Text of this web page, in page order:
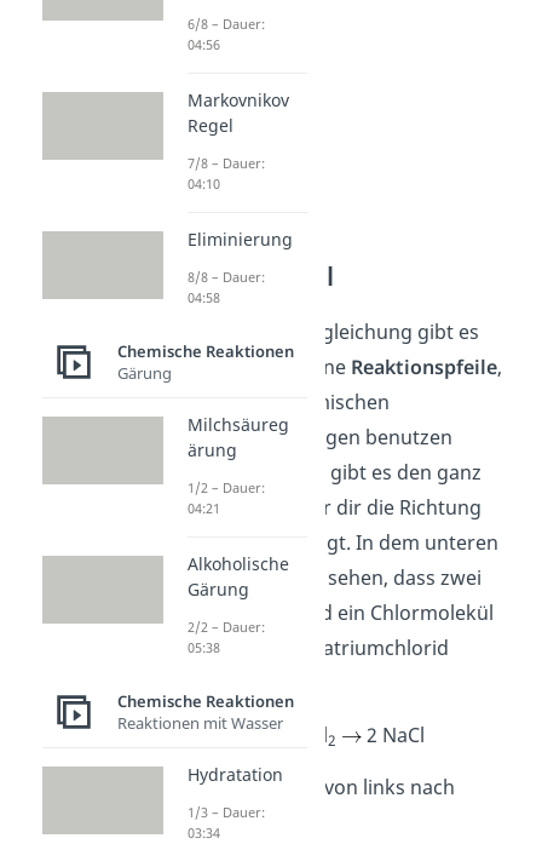
Reaktionspfeil
In einer Reaktionsgleichung gibt es
zudem verschiedene Reaktionspfeile,
die du in den chemischen
Reaktionsgleichungen benutzen
kannst. Zum einen gibt es den ganz
normalen Pfeil, der dir die Richtung
der Reaktion anzeigt. In dem unteren
Beispiel kannst du sehen, dass zwei
Natriumatome und ein Chlormolekül
zu zwei Teilchen Natriumchlorid
2 Na + Cl2
2 NaCl
Die Reaktion läuft von links nach
rechts.
6/8 – Dauer:
04:56
Markovnikov
Regel
7/8 – Dauer:
04:10
Eliminierung
8/8 – Dauer:
04:58
Chemische Reaktionen
Gärung
Milchsäureg
ärung
1/2 – Dauer:
04:21
Alkoholische
Gärung
2/2 – Dauer:
05:38
Chemische Reaktionen
Reaktionen mit Wasser
Hydratation
1/3 – Dauer:
03:34